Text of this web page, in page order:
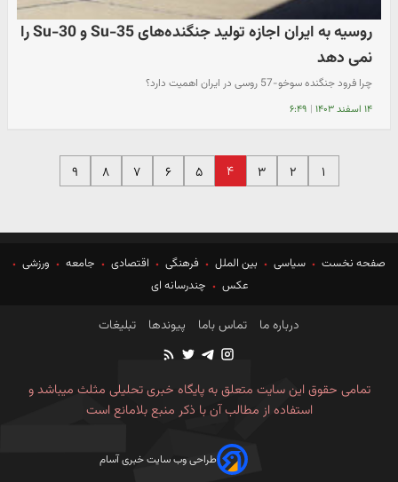
روسیه به ایران اجازه‌ تولید جنگنده‌های Su-35 و Su-30 را
نمی دهد
چرا فرود جنگنده سوخو-57 روسی در ایران اهمیت دارد؟
۱۴ اسفند ۱۴۰۳ | ۶:۴۹
۱ ۲ ۳ ۴ ۵ ۶ ۷ ۸ ۹
صفحه نخست سیاسی بین الملل فرهنگی اقتصادی جامعه
ورزشی
عکس
چندرسانه ای
درباره ما تماس باما پیوندها تبلیغات
تمامی حقوق این سایت متعلق به پایگاه خبری تحلیلی مثلث میباشد و
استفاده از مطالب آن با ذکر منبع بلامانع است
طراحی وب سایت خبری آسام